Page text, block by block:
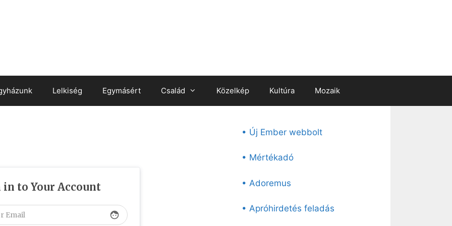
Lelkiség Egymásért Család Közelkép Kultúra Mozaik
in to Your Account
face
• Új Ember webbolt
• Mértékadó
• Adoremus
• Apróhirdetés feladás